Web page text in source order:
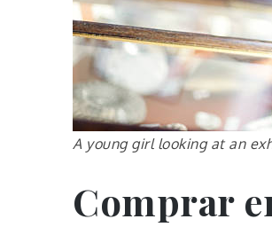
A young girl looking at an
Comprar